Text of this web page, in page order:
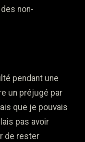
non-
pendant une
un préjugé par
que je pouvais
pas avoir
de rester